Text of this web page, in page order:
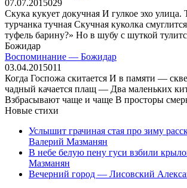
07.07.2015029
Скука кукует докучная И гулкое эхо улица.
турчанка тучная Скучная куколка
туфель барину?» Но в шубу с шуткой
Божидар
Воспоминание — Божидар
03.04.2015011
Когда Госпожа скитается И в памяти —
чадный качается плащ — Два маленьких
Взбрасывают чаще и чаще В просторы
Новые стихи
Услышит грачиная стая про зиму
Валерий Мазманян
В небе белую пену гуси взбили
Мазманян
Вечерний город — Лисовский